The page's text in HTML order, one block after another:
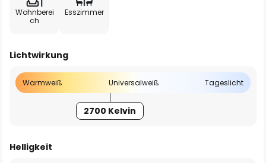
Wohnberei
ch
Esszimmer
Lichtwirkung
Warmweiß Universalweiß Tageslicht
2700 Kelvin
Helligkeit